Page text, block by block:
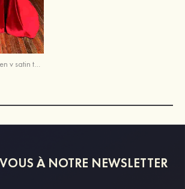
À NOTRE NEWSLETTER